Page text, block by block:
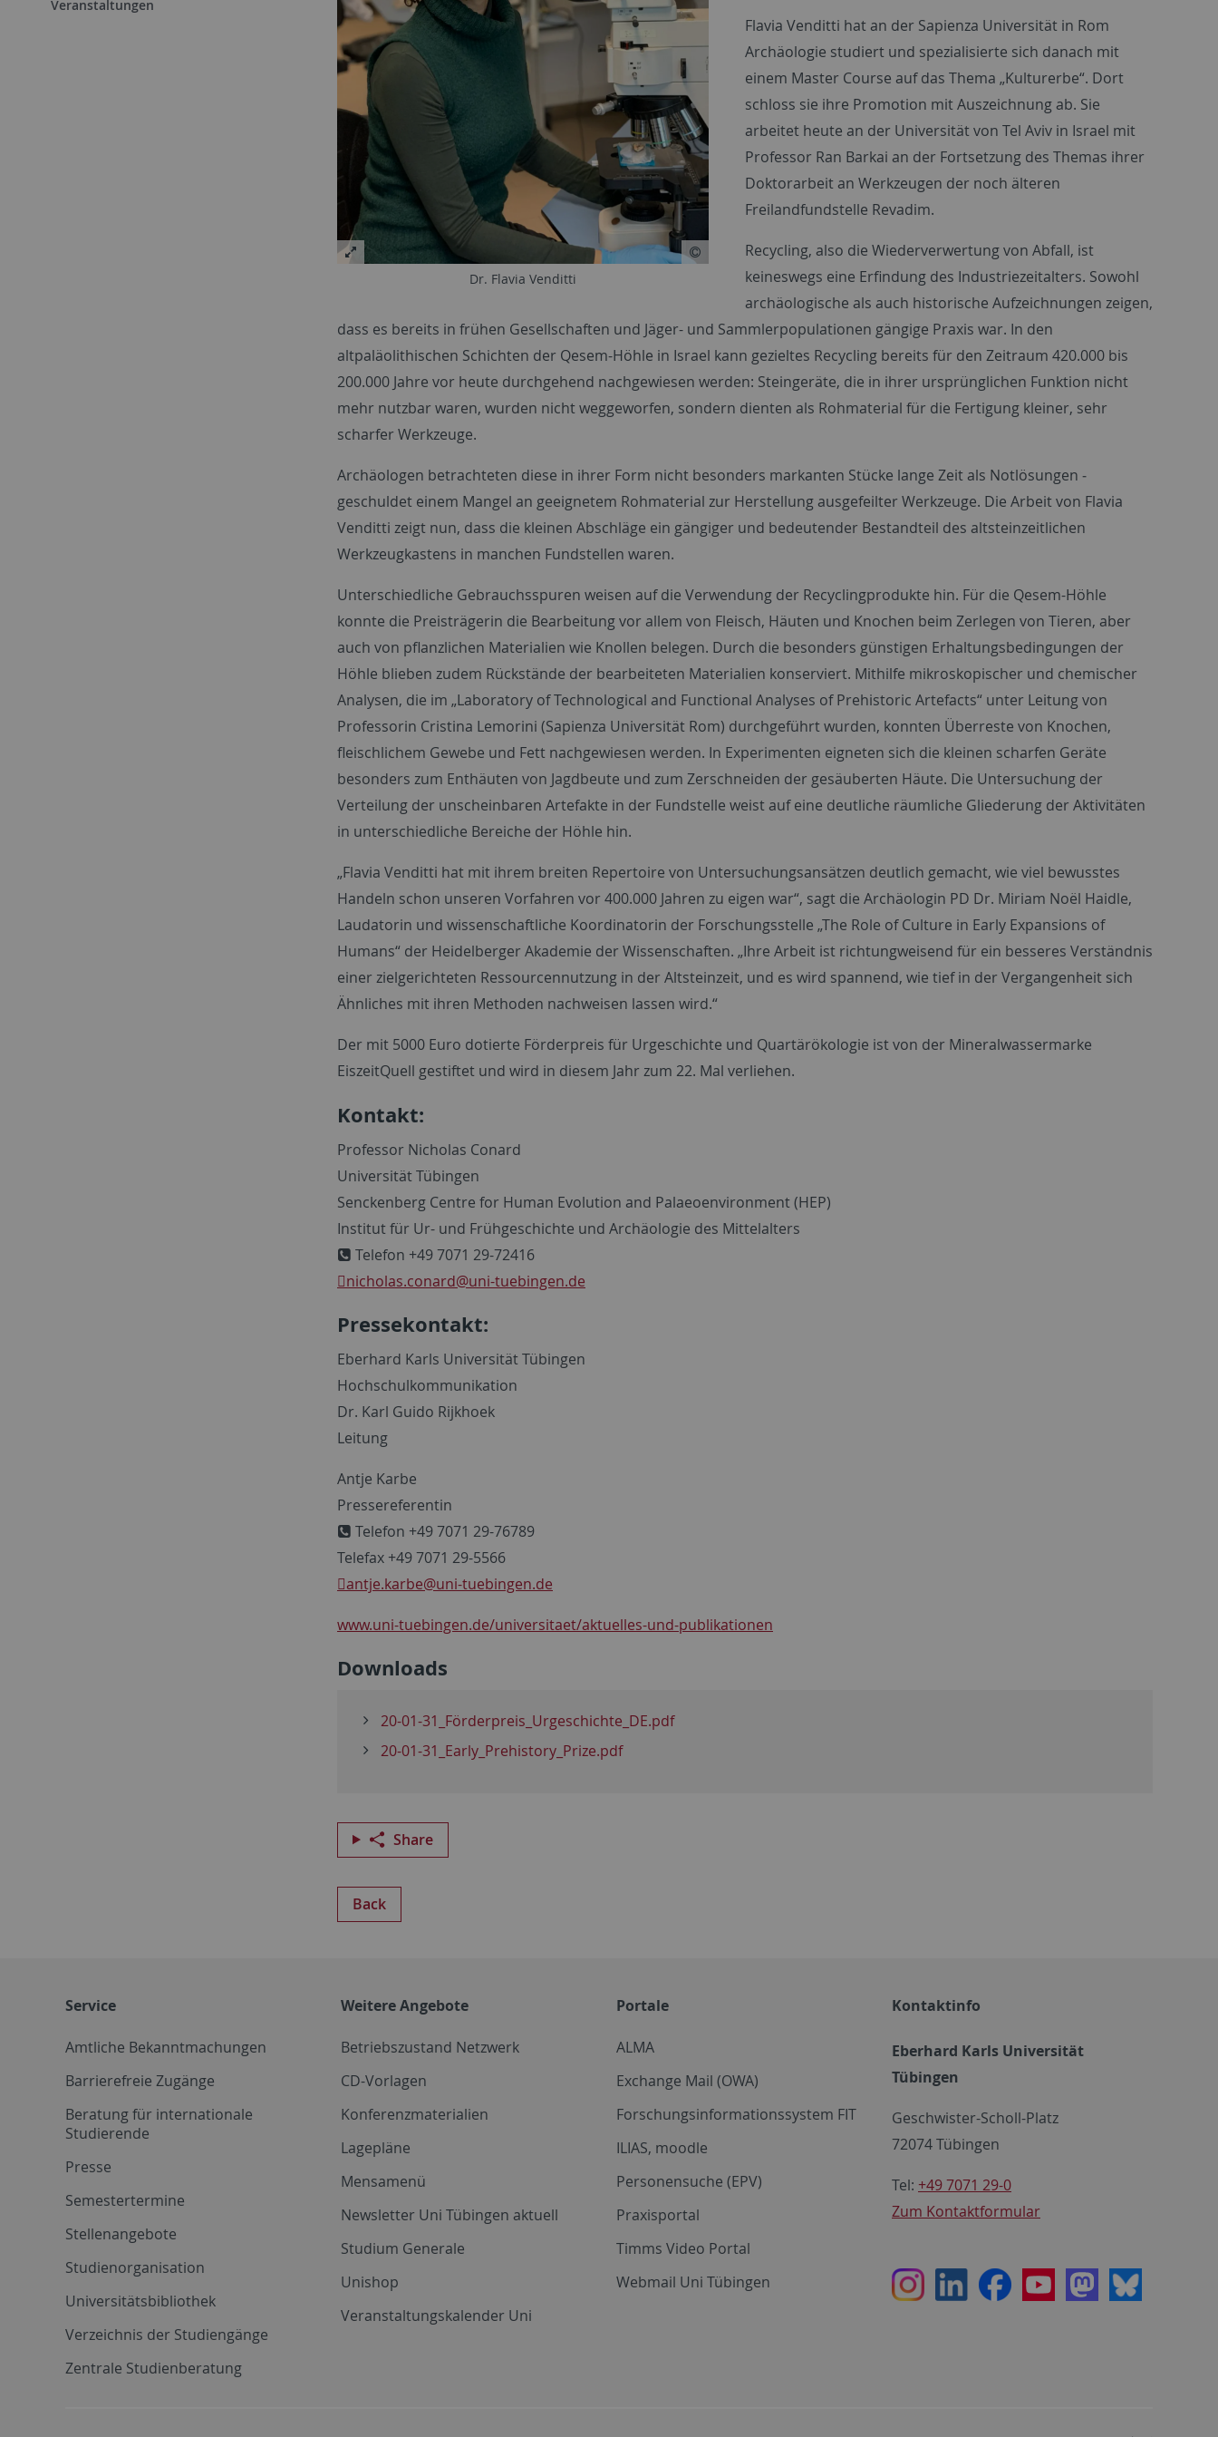
Veranstaltungen
Dr. Flavia Venditti
Flavia Venditti hat an der Sapienza Universität in Rom
Archäologie studiert und spezialisierte sich danach mit
einem Master Course auf das Thema „Kulturerbe“. Dort
schloss sie ihre Promotion mit Auszeichnung ab. Sie
arbeitet heute an der Universität von Tel Aviv in Israel mit
Professor Ran Barkai an der Fortsetzung des Themas ihrer
Doktorarbeit an Werkzeugen der noch älteren
Freilandfundstelle Revadim.
Recycling, also die Wiederverwertung von Abfall, ist
keineswegs eine Erfindung des Industriezeitalters. Sowohl
archäologische als auch historische Aufzeichnungen zeigen,
dass es bereits in frühen Gesellschaften und Jäger- und Sammlerpopulationen gängige Praxis war. In den
altpaläolithischen Schichten der Qesem-Höhle in Israel kann gezieltes Recycling bereits für den Zeitraum 420.000 bis
200.000 Jahre vor heute durchgehend nachgewiesen werden: Steingeräte, die in ihrer ursprünglichen Funktion nicht
mehr nutzbar waren, wurden nicht weggeworfen, sondern dienten als Rohmaterial für die Fertigung kleiner, sehr
scharfer Werkzeuge.
Archäologen betrachteten diese in ihrer Form nicht besonders markanten Stücke lange Zeit als Notlösungen ‒
geschuldet einem Mangel an geeignetem Rohmaterial zur Herstellung ausgefeilter Werkzeuge. Die Arbeit von Flavia
Venditti zeigt nun, dass die kleinen Abschläge ein gängiger und bedeutender Bestandteil des altsteinzeitlichen
Werkzeugkastens in manchen Fundstellen waren.
Unterschiedliche Gebrauchsspuren weisen auf die Verwendung der Recyclingprodukte hin. Für die Qesem-Höhle
konnte die Preisträgerin die Bearbeitung vor allem von Fleisch, Häuten und Knochen beim Zerlegen von Tieren, aber
auch von pflanzlichen Materialien wie Knollen belegen. Durch die besonders günstigen Erhaltungsbedingungen der
Höhle blieben zudem Rückstände der bearbeiteten Materialien konserviert. Mithilfe mikroskopischer und chemischer
Analysen, die im „Laboratory of Technological and Functional Analyses of Prehistoric Artefacts“ unter Leitung von
Professorin Cristina Lemorini (Sapienza Universität Rom) durchgeführt wurden, konnten Überreste von Knochen,
fleischlichem Gewebe und Fett nachgewiesen werden. In Experimenten eigneten sich die kleinen scharfen Geräte
besonders zum Enthäuten von Jagdbeute und zum Zerschneiden der gesäuberten Häute. Die Untersuchung der
Verteilung der unscheinbaren Artefakte in der Fundstelle weist auf eine deutliche räumliche Gliederung der Aktivitäten
in unterschiedliche Bereiche der Höhle hin.
„Flavia Venditti hat mit ihrem breiten Repertoire von Untersuchungsansätzen deutlich gemacht, wie viel bewusstes
Handeln schon unseren Vorfahren vor 400.000 Jahren zu eigen war“, sagt die Archäologin PD Dr. Miriam Noël Haidle,
Laudatorin und wissenschaftliche Koordinatorin der Forschungsstelle „The Role of Culture in Early Expansions of
Humans“ der Heidelberger Akademie der Wissenschaften. „Ihre Arbeit ist richtungweisend für ein besseres Verständnis
einer zielgerichteten Ressourcennutzung in der Altsteinzeit, und es wird spannend, wie tief in der Vergangenheit sich
Ähnliches mit ihren Methoden nachweisen lassen wird.“
Der mit 5000 Euro dotierte Förderpreis für Urgeschichte und Quartärökologie ist von der Mineralwassermarke
EiszeitQuell gestiftet und wird in diesem Jahr zum 22. Mal verliehen.
Kontakt:
Professor Nicholas Conard
Universität Tübingen
Senckenberg Centre for Human Evolution and Palaeoenvironment (HEP)
Institut für Ur- und Frühgeschichte und Archäologie des Mittelalters
Telefon +49 7071 29-72416
nicholas.conard@uni-tuebingen.de
Pressekontakt:
Eberhard Karls Universität Tübingen
Hochschulkommunikation
Dr. Karl Guido Rijkhoek
Leitung
Antje Karbe
Pressereferentin
Telefon +49 7071 29-76789
Telefax +49 7071 29-5566
antje.karbe@uni-tuebingen.de
www.uni-tuebingen.de/universitaet/aktuelles-und-publikationen
Downloads
20-01-31_Förderpreis_Urgeschichte_DE.pdf
20-01-31_Early_Prehistory_Prize.pdf
Share
Back
Service
Amtliche Bekanntmachungen
Barrierefreie Zugänge
Beratung für internationale
Studierende
Presse
Semestertermine
Stellenangebote
Studienorganisation
Universitätsbibliothek
Verzeichnis der Studiengänge
Zentrale Studienberatung
Weitere Angebote
Betriebszustand Netzwerk
CD-Vorlagen
Konferenzmaterialien
Lagepläne
Mensamenü
Newsletter Uni Tübingen aktuell
Studium Generale
Unishop
Veranstaltungskalender Uni
Portale
ALMA
Exchange Mail (OWA)
Forschungsinformationssystem FIT
ILIAS, moodle
Personensuche (EPV)
Praxisportal
Timms Video Portal
Webmail Uni Tübingen
Kontaktinfo
Eberhard Karls Universität
Tübingen
Geschwister-Scholl-Platz
72074 Tübingen
Tel: +49 7071 29-0
Zum Kontaktformular
InstagramLinkedInFacebookYoutubeMastodon
Bluesky